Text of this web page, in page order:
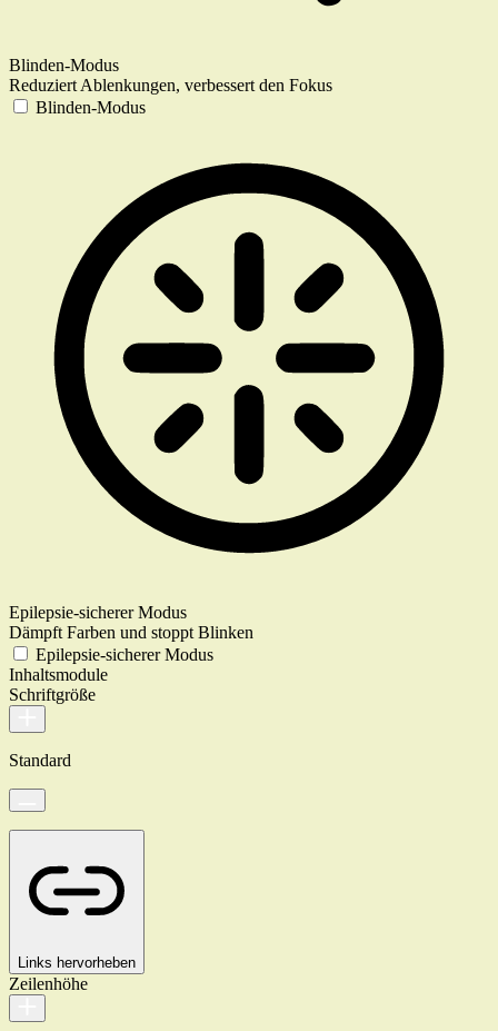
Blinden-Modus
Reduziert Ablenkungen, verbessert den Fokus
Blinden-Modus
Epilepsie-sicherer Modus
Dämpft Farben und stoppt Blinken
Epilepsie-sicherer Modus
Inhaltsmodule
Schriftgröße
Standard
Links hervorheben
Zeilenhöhe